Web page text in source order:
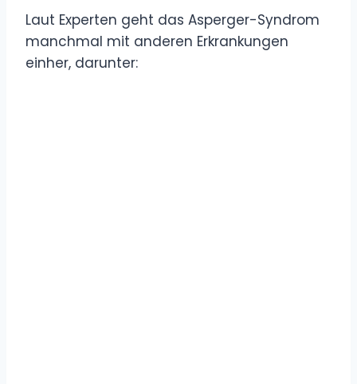
Laut Experten geht das Asperger-Syndrom
manchmal mit anderen Erkrankungen
einher, darunter: